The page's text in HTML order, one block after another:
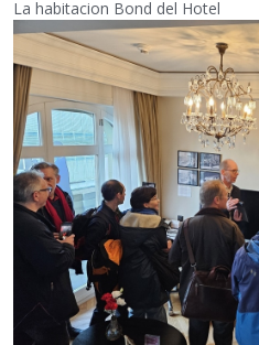
La habitacion Bond del Hotel